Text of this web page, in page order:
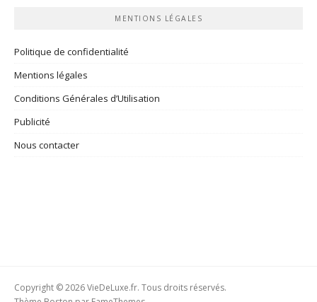
MENTIONS LÉGALES
Politique de confidentialité
Mentions légales
Conditions Générales d’Utilisation
Publicité
Nous contacter
Copyright © 2026 VieDeLuxe.fr. Tous droits réservés.